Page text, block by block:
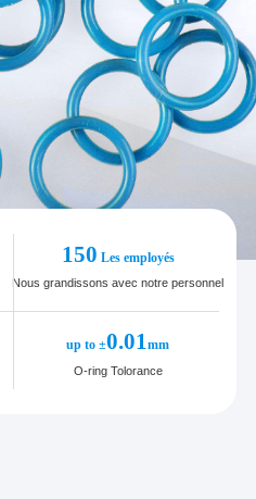
150 Les employés
Nous grandissons avec notre personnel
up to ±0.01mm
O-ring Tolorance